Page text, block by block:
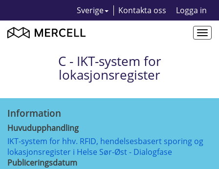
Sverige Kontakta oss Logga in
C - IKT-system for
lokasjonsregister
Information
Huvudupphandling
IKT-system for hhv. RFID, hendelsesbasert sporing og
lokasjonsregister i Helse Sør-Øst - Dialogfase
Publiceringsdatum